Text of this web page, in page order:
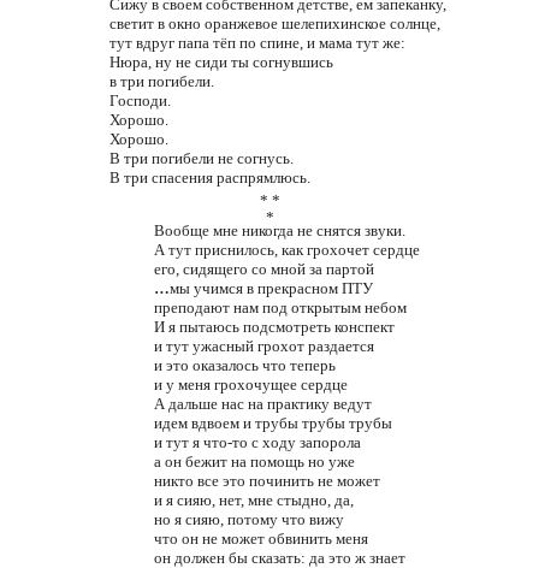
Сижу в своем собственном детстве, ем запеканку,
светит в окно оранжевое шелепихинское солнце,
тут вдруг папа тёп по спине, и мама тут же:
Нюра, ну не сиди ты согнувшись
в три погибели.
Господи.
Хорошо.
Хорошо.
В три погибели не согнусь.
В три спасения распрямлюсь.
* *
*
Вообще мне никогда не снятся звуки.
А тут приснилось, как грохочет сердце
его, сидящего со мной за партой
…мы учимся в прекрасном ПТУ
преподают нам под открытым небом
И я пытаюсь подсмотреть конспект
и тут ужасный грохот раздается
и это оказалось что теперь
и у меня грохочущее сердце
А дальше нас на практику ведут
идем вдвоем и трубы трубы трубы
и тут я что-то с ходу запорола
а он бежит на помощь но уже
никто все это починить не может
и я сияю, нет, мне стыдно, да,
но я сияю, потому что вижу
что он не может обвинить меня
он должен бы сказать: да это ж знает